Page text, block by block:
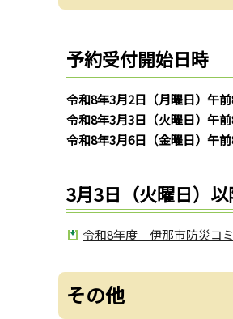
予約受付開始日時
令和8年3月2日（月曜日）午
令和8年3月3日（火曜日）午
令和8年3月6日（金曜日）午
3月3日（火曜日）
令和8年度 伊那市防災コミ
その他